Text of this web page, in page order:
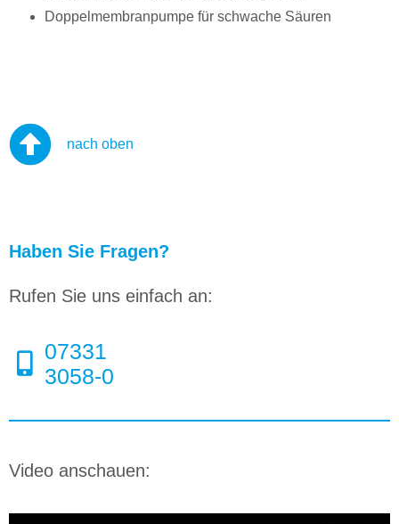
Doppelmembranpumpe für schwache Säuren
nach oben
Haben Sie Fragen?
Rufen Sie uns einfach an:
07331
3058-0
Video anschauen: